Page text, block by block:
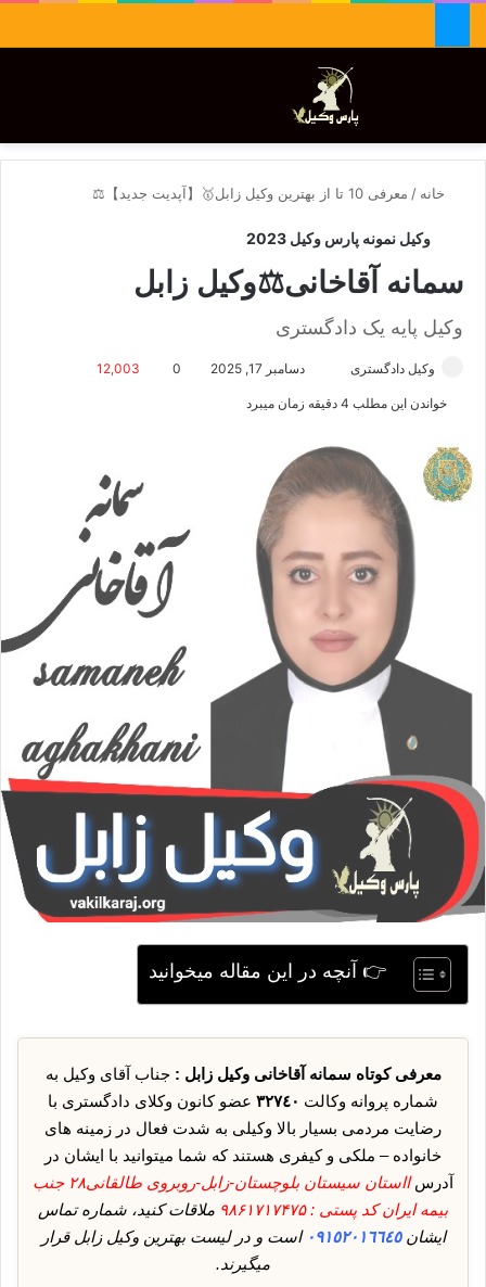
تغییر پوسته
خانه / معرفی 10 تا از بهترین وکیل زابل🥇【آپدیت جدید】⚖️
وکیل نمونه پارس وکیل 2023
سمانه آقاخانی⚖️وکیل زابل
وکیل پایه یک دادگستری
وکیل دادگستری
ا
ا
دسامبر 17, 2025 0
12,003
خواندن این مطلب 4 دقیقه زمان میبرد
👉 آنچه در این مقاله میخوانید
معرفی کوتاه سمانه آقاخانی وکیل زابل : جناب آقای وکیل به
شماره پروانه وکالت ٣٢٧٤٠ عضو کانون وکلای دادگستری با
رضایت مردمی بسیار بالا وکیلی به شدت فعال در زمینه های
خانواده – ملکی و کیفری هستند که شما میتوانید با ایشان در
آدرس
ااستان سیستان بلوچستان-زابل-روبروی طالقانی۲۸ جنب
بیمه ایران کد پستی : ۹۸۶۱۷۱۷۴۷۵
ملاقات کنید، شماره تماس
ایشان٠٩١٥٢٠١٦٦٤٥ است و در لیست بهترین وکیل زابل قرار
میگیرند.